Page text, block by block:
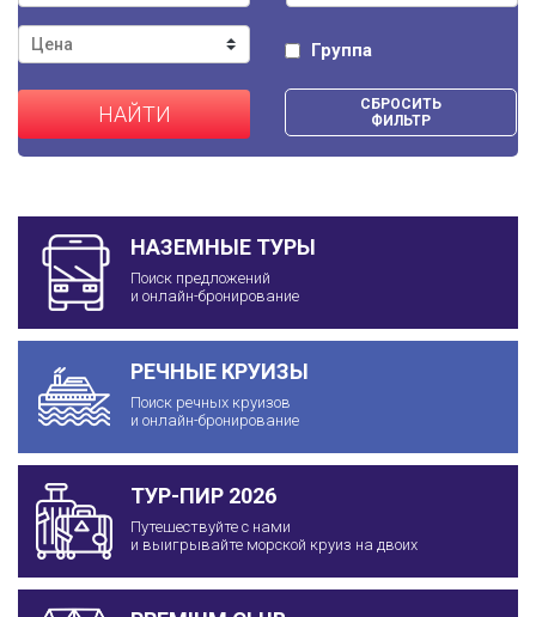
Группа
НАЙТИ
СБРОСИТЬ
ФИЛЬТР
НАЗЕМНЫЕ ТУРЫ
Поиск предложений
и онлайн-бронирование
РЕЧНЫЕ КРУИЗЫ
Поиск речных круизов
и онлайн-бронирование
ТУР-ПИР 2026
Путешествуйте с нами
и выигрывайте морской круиз на двоих